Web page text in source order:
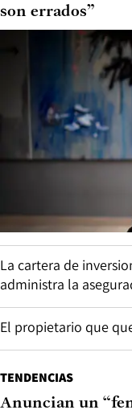
son errados”
La cartera de
administra la
El propietario que
TENDENCIAS
Anuncian un